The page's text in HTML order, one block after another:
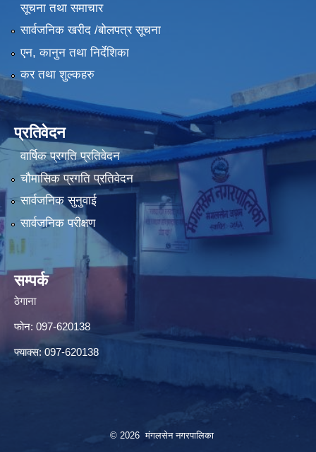
सूचना तथा समाचार
सार्वजनिक खरीद /बोलपत्र सूचना
एन, कानुन तथा निर्देशिका
कर तथा शुल्कहरु
प्रतिवेदन
वार्षिक प्रगति प्रतिवेदन
चौमासिक प्रगति प्रतिवेदन
सार्वजनिक सुनुवाई
सार्वजनिक परीक्षण
सम्पर्क
ठेगाना
फोन: 097-620138
फ्याक्स: 097-620138
© 2026 मंगलसेन नगरपालिका